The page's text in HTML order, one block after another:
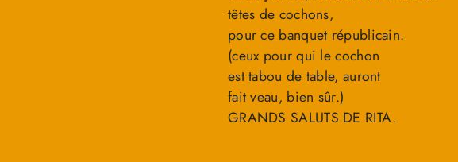
têtes de cochons,
pour ce banquet républicain.
(ceux pour qui le cochon
est tabou de table, auront
fait veau, bien sûr.)
GRANDS SALUTS DE RITA.